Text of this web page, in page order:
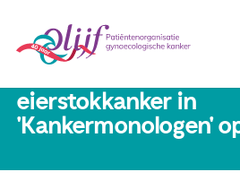
Gynaecologische kankers
Lotgenoten
11 november 2019
eierstokkanker in
'Kankermonologen'